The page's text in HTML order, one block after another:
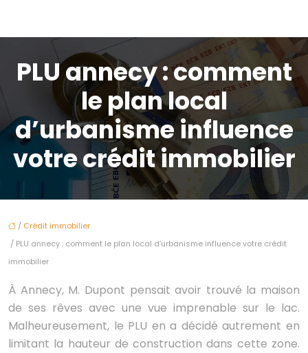
PLU annecy : comment
le plan local
d’urbanisme influence
votre crédit immobilier
/ Crédit immobilier
/ PLU annecy : comment le plan local d’urbanisme influence votre crédit
immobilier
À Annecy, M. Dupont pensait avoir trouvé la maison
de ses rêves avec une vue imprenable sur le lac.
Malheureusement, le PLU en a décidé autrement en
limitant la hauteur de construction dans cette zone.